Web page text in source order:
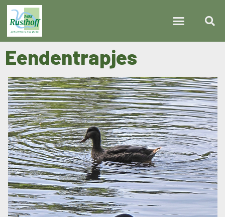
Eendentrapjes